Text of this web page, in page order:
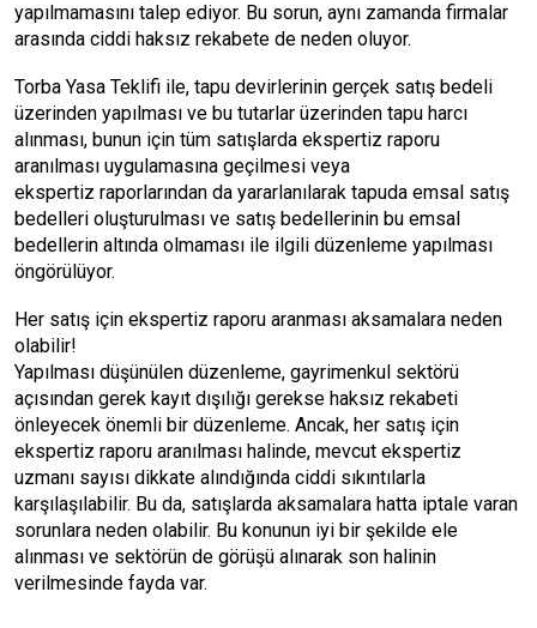
yapılmamasını talep ediyor. Bu sorun, aynı zamanda firmalar
arasında ciddi haksız rekabete de neden oluyor.
Torba Yasa Teklifi ile, tapu devirlerinin gerçek satış bedeli
üzerinden yapılması ve bu tutarlar üzerinden tapu harcı
alınması, bunun için tüm satışlarda ekspertiz raporu
aranılması uygulamasına geçilmesi veya
ekspertiz raporlarından da yararlanılarak tapuda emsal satış
bedelleri oluşturulması ve satış bedellerinin bu emsal
bedellerin altında olmaması ile ilgili düzenleme yapılması
öngörülüyor.
Her satış için ekspertiz raporu aranması aksamalara neden
olabilir!
Yapılması düşünülen düzenleme, gayrimenkul sektörü
açısından gerek kayıt dışılığı gerekse haksız rekabeti
önleyecek önemli bir düzenleme. Ancak, her satış için
ekspertiz raporu aranılması halinde, mevcut ekspertiz
uzmanı sayısı dikkate alındığında ciddi sıkıntılarla
karşılaşılabilir. Bu da, satışlarda aksamalara hatta iptale varan
sorunlara neden olabilir. Bu konunun iyi bir şekilde ele
alınması ve sektörün de görüşü alınarak son halinin
verilmesinde fayda var.